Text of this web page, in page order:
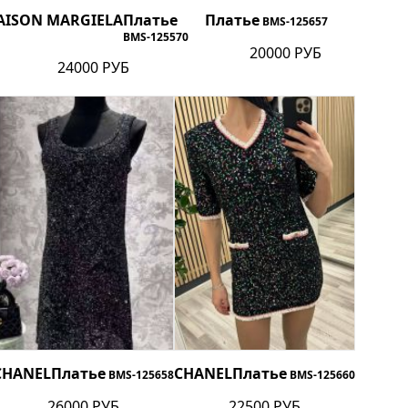
Платье
MARGIELA
BMS-125570
24000 РУБ
Платье BMS-125657
20000 РУБ
Платье BMS-125658 Платье
CHANEL BMS-125660